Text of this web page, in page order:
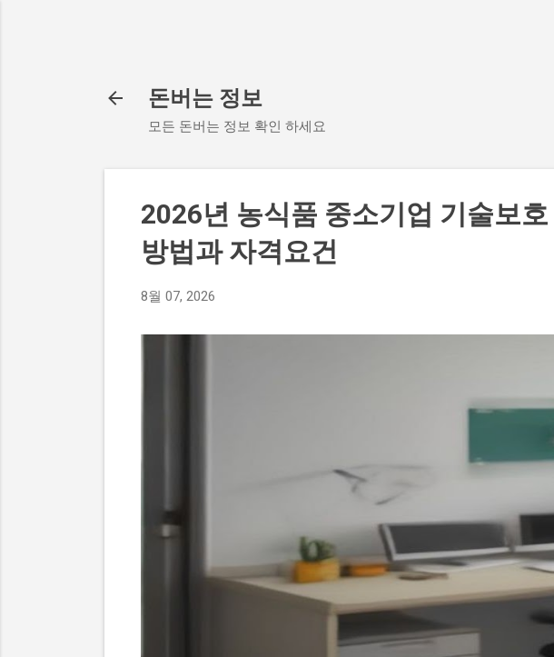
돈버는 정보
모든 돈버는 정보 확인 하세요
2026년 농식품 중소기업 기술보
방법과 자격요건
8월 07, 2026